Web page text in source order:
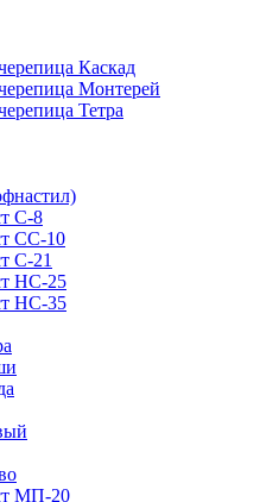
Каскад
Монтерей
Тетра
С-8
СС-10
C-21
НС-25
НС-35
МП-20